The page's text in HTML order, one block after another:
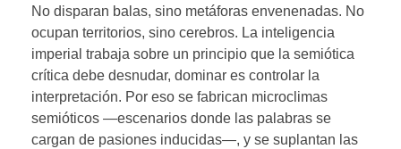
No disparan balas, sino metáforas envenenadas. No
ocupan territorios, sino cerebros. La inteligencia
imperial trabaja sobre un principio que la semiótica
crítica debe desnudar, dominar es controlar la
interpretación. Por eso se fabrican microclimas
semióticos —escenarios donde las palabras se
cargan de pasiones inducidas—, y se suplantan las